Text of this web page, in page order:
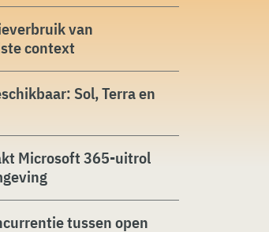
van
context
Sol, Terra en
Microsoft 365-uitrol
tussen open